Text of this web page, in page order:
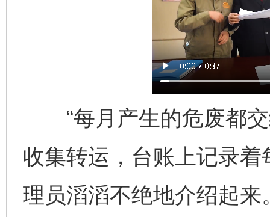
“每月产生的危废都交
收集转运，台账上记录着
理员滔滔不绝地介绍起来